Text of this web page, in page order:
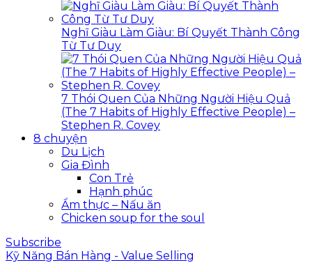
Nghĩ Giàu Làm Giàu: Bí Quyết Thành Công
Từ Tư Duy
7 Thói Quen Của Những Người Hiệu Quả
(The 7 Habits of Highly Effective People) –
Stephen R. Covey
8 chuyện
Du Lịch
Gia Đình
Con Trẻ
Hạnh phúc
Ẩm thực – Nấu ăn
Chicken soup for the soul
Subscribe
Kỹ Năng Bán Hàng - Value Selling